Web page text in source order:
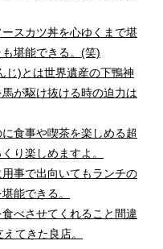
スカツ丼を心ゆくまで堪
堪能できる。(笑)
じ)とは世界遺産の下鴨神
が駆け抜ける時の迫力は
食事や喫茶を楽しめる超
り楽しめますよ。
事で出向いてもランチの
能できる。
べさせてくれること間違
てきた良店。